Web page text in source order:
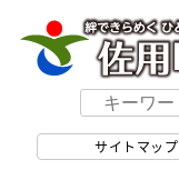
サイトマップ